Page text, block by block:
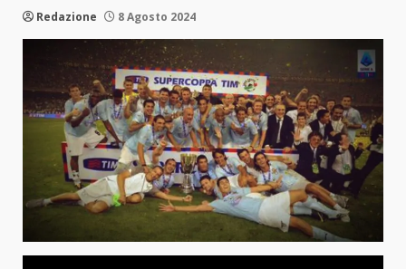
Redazione 8 Agosto 2024